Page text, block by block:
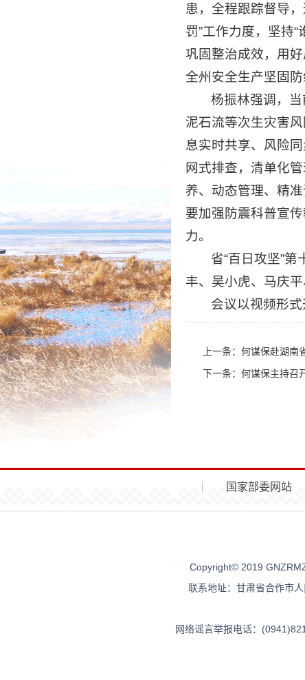
患，全程跟踪督导
罚”工作力度，坚持
巩固整治成效，用
全州安全生产坚固防
杨振林强调，
泥石流等次生灾害
息实时共享、风险
网式排查，清单化
养、动态管理、精
要加强防震科普宣
力。
省“百日攻坚”
丰、吴小虎、马庆
会议以视频形式
上一条： 何谋保赴湖南
下一条： 何谋保主持召
国家部委网站
Copyright© 2019
联系地址：甘肃省合作市
网络谣言举报电话：